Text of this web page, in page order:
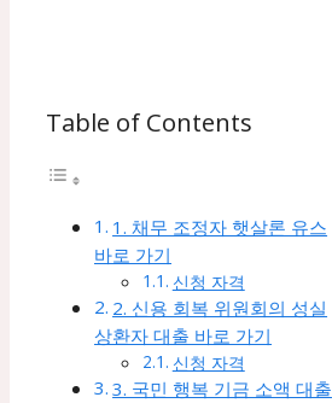
Table of Contents
1. 채무 조정자 햇살론 유스
바로 가기
신청 자격
2. 신용 회복 위원회의 성실
상환자 대출 바로 가기
신청 자격
3. 국민 행복 기금 소액 대출